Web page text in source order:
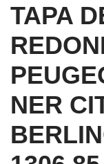
TAPA
NER